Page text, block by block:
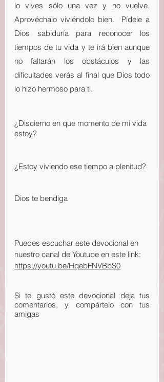
lo vives sólo una vez y no vuelve.
Aprovéchalo viviéndolo bien.  Pídele a
Dios sabiduría para reconocer los
tiempos de tu vida y te irá bien aunque
no faltarán los obstáculos y las
dificultades verás al final que Dios todo
lo hizo hermoso para ti.
¿Discierno en que momento de mi vida
estoy?
¿Estoy viviendo ese tiempo a plenitud?
Dios te bendiga
Puedes escuchar este devocional en
nuestro canal de Youtube en este link:
https://youtu.be/HqebFNVBbS0
Si te gustó este devocional deja tus
comentarios, y compártelo con tus
amigas